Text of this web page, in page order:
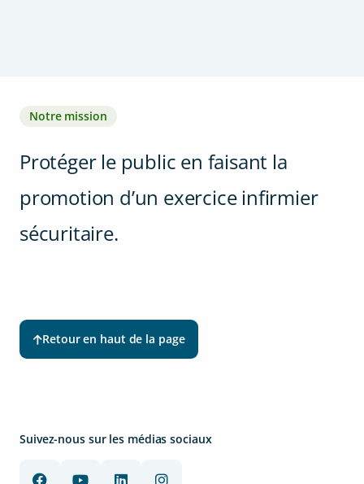
Notre mission
Protéger le public en faisant la
promotion d’un exercice infirmier
sécuritaire.
Retour en haut de la page
Suivez-nous sur les médias sociaux